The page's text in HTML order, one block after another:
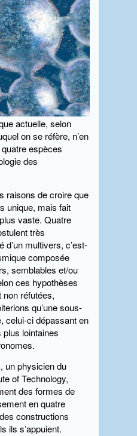
actuelle, selon
on se réfère, n’en
espèces
des
raisons de croire que
unique, mais fait
vaste. Quatre
très
d’un multivers, c’est-
composée
semblables et/ou
ces hypothèses
non réfutées,
qu’une sous-
celui-ci dépassant en
lointaines
un physicien du
of Technology,
des formes de
en quatre
constructions
ils s’appuient.